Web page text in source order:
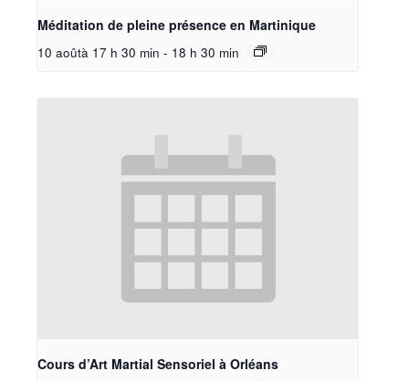
Méditation de pleine présence en Martinique
10 aoûtà 17 h 30 min - 18 h 30 min
Cours d’Art Martial Sensoriel à Orléans